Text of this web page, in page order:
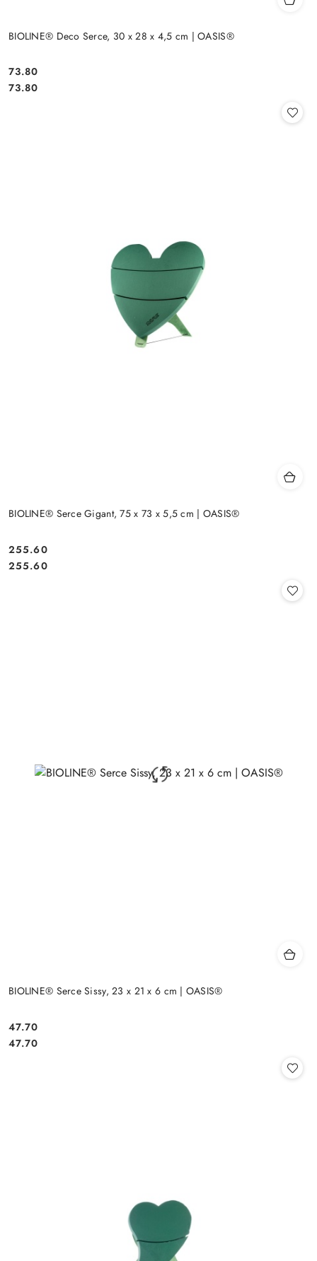
BIOLINE® Deco Serce, 30 x 28 x 4,5 cm | OASIS®
Cena:
73.80
Cena:
73.80
BIOLINE® Serce Gigant, 75 x 73 x 5,5 cm | OASIS®
Cena:
255.60
Cena:
255.60
BIOLINE® Serce Sissy, 23 x 21 x 6 cm | OASIS®
Cena:
47.70
Cena:
47.70